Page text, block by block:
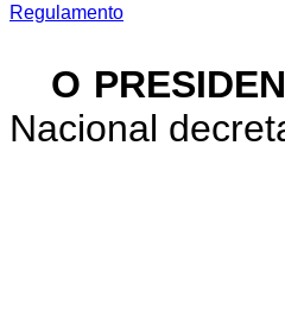
Regulamento
O
Nacional